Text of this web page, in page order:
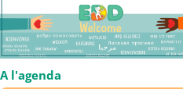
A l'agenda